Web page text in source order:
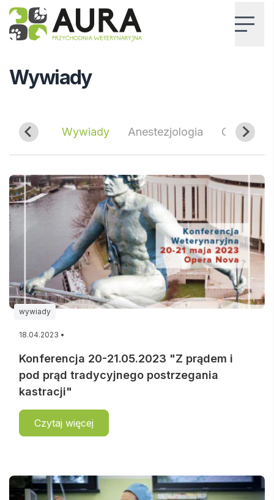
HomeAURA – Przychodnia Weterynaryjna
Blog Wywiady
Wywiady
Usg Wywiady Anestezjologia Chirurgia
wywiady
18.04.2023 •
Konferencja 20-21.05.2023 "Z prądem i
pod prąd tradycyjnego postrzegania
kastracji"
Czytaj więcej